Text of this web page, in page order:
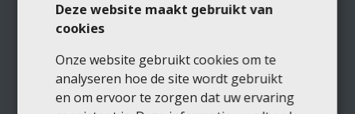
Deze website maakt gebruikt van
cookies
Onze website gebruikt cookies om te
analyseren hoe de site wordt gebruikt
en om ervoor te zorgen dat uw ervaring